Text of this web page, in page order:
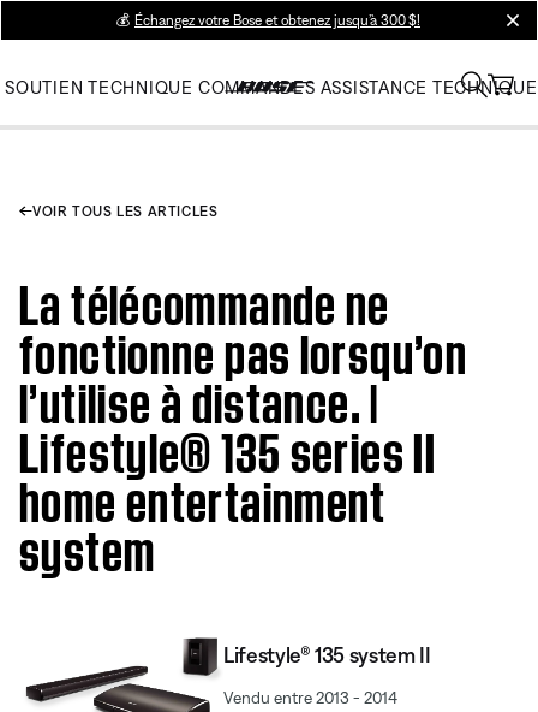
💰 Échangez votre Bose et obtenez jusqu’à 300 $!
SOUTIEN TECHNIQUE COMMANDES ASSISTANCE TECHNIQUE
VOIR TOUS LES ARTICLES
La télécommande ne
fonctionne pas lorsqu’on
l’utilise à distance. |
Lifestyle® 135 series II
home entertainment
system
Lifestyle® 135 system II
Vendu entre 2013 - 2014